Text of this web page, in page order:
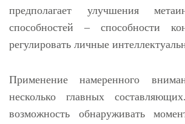
предполагает улучшения
способностей – способности
регулировать личные
Применение намеренного
несколько главных
возможность обнаруживать